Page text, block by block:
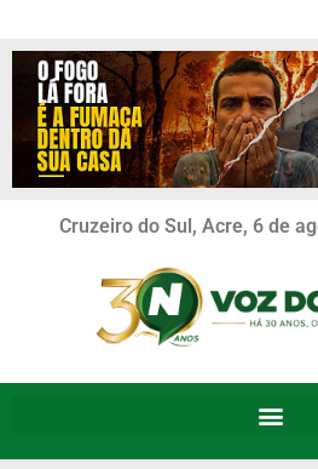
Cruzeiro do Sul, Acre, 6 de